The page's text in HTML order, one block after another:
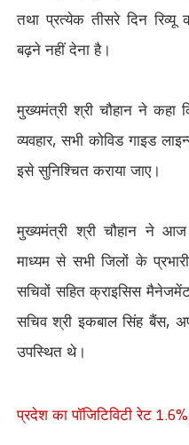
तथा प्रत्येक तीसरे दिन
बढ़ने नहीं देना है।
मुख्यमंत्री श्री चौहान ने कहा
व्यवहार,सभी कोविड गाइड
इसे सुनिश्चित कराया जाए।
मुख्यमंत्री श्री चौहान ने
माध्यम से सभी जिलों के
सचिवों सहित क्राइसिस
सचिव श्री इकबाल सिंह बैंस,
उपस्थित थे।
प्रदेश का पॉजिटिविटी रेट